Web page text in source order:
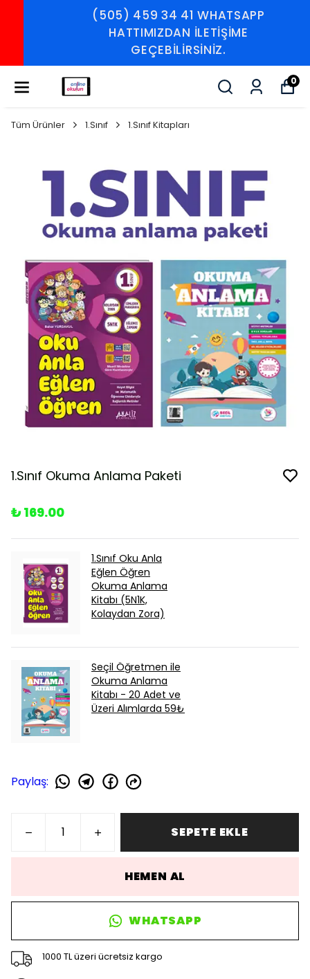
(505) 459 34 41 WHATSAPP
HATTIMIZDAN İLETİŞİME
GEÇEBİLİRSİNİZ.
0
Tüm Ürünler 1.Sınıf 1.Sınıf Kitapları
1.Sınıf Okuma Anlama Paketi
₺ 169.00
1.Sınıf Oku Anla
Eğlen Öğren
Okuma Anlama
Kitabı (5N1K,
Kolaydan Zora)
Seçil Öğretmen ile
Okuma Anlama
Kitabı - 20 Adet ve
Üzeri Alımlarda 59₺
Paylaş:
SEPETE EKLE
HEMEN AL
WHATSAPP
1000 TL üzeri ücretsiz kargo